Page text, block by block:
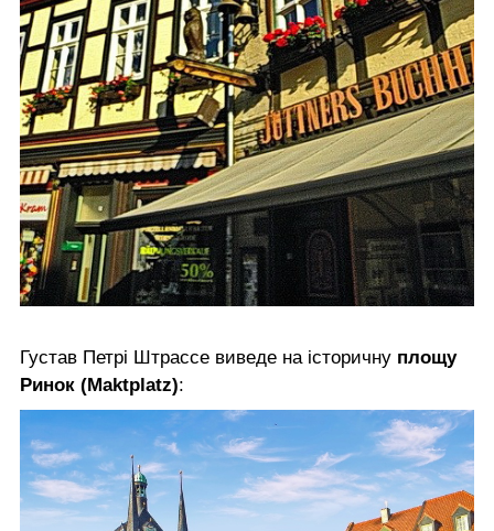
Густав Петрі Штрассе виведе на історичну площу
Ринок (Maktplatz):